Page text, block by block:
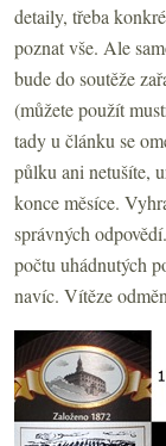
detaily, třeba
poznat vše. Ale
bude do soutěže
(můžete použít
tady u článku se
půlku ani netušíte,
konce měsíce.
správných
počtu uhádnutých
navíc. Vítěze